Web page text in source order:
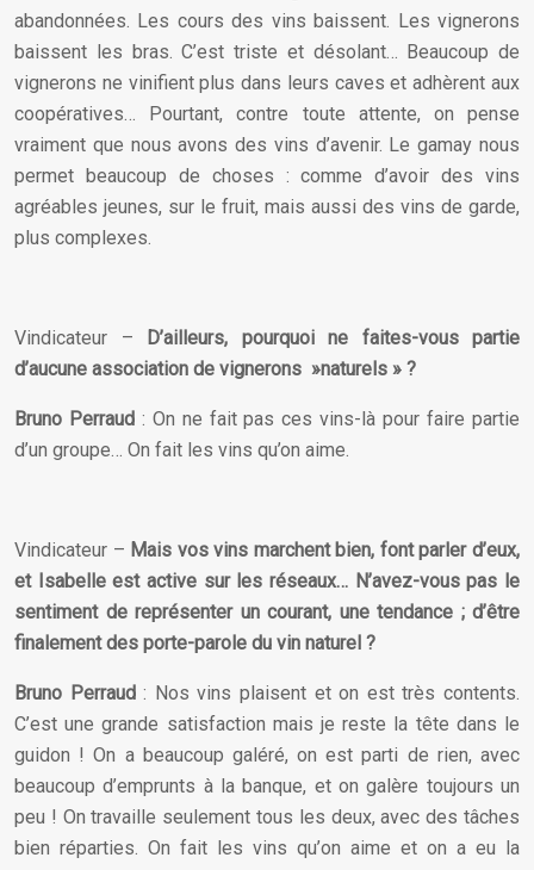
abandonnées. Les cours des vins baissent. Les vignerons
baissent les bras. C’est triste et désolant… Beaucoup de
vignerons ne vinifient plus dans leurs caves et adhèrent aux
coopératives… Pourtant, contre toute attente, on pense
vraiment que nous avons des vins d’avenir. Le gamay nous
permet beaucoup de choses : comme d’avoir des vins
agréables jeunes, sur le fruit, mais aussi des vins de garde,
plus complexes.
Vindicateur –
D’ailleurs, pourquoi ne faites-vous partie
d’aucune association de vignerons »naturels » ?
Bruno Perraud: On ne fait pas ces vins-là pour faire partie
d’un groupe… On fait les vins qu’on aime.
Vindicateur – Mais vos vins marchent bien, font parler d’eux,
et Isabelle est active sur les réseaux… N’avez-vous pas le
sentiment de représenter un courant, une tendance ; d’être
finalement des porte-parole du vin naturel ?
Bruno Perraud: Nos vins plaisent et on est très contents.
C’est une grande satisfaction mais je reste la tête dans le
guidon ! On a beaucoup galéré, on est parti de rien, avec
beaucoup d’emprunts à la banque, et on galère toujours un
peu ! On travaille seulement tous les deux, avec des tâches
bien réparties. On fait les vins qu’on aime et on a eu la